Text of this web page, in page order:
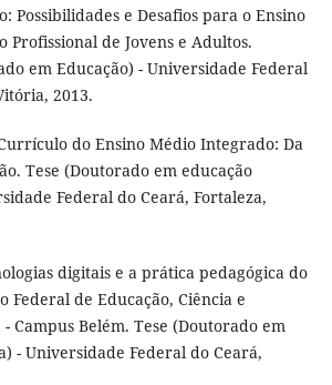
Possibilidades e Desafios para o Ensino
Profissional de Jovens e Adultos.
em Educação) - Universidade Federal
2013.
do Ensino Médio Integrado: Da
Tese (Doutorado em educação
Federal do Ceará, Fortaleza,
digitais e a prática pedagógica do
Federal de Educação, Ciência e
Campus Belém. Tese (Doutorado em
- Universidade Federal do Ceará,